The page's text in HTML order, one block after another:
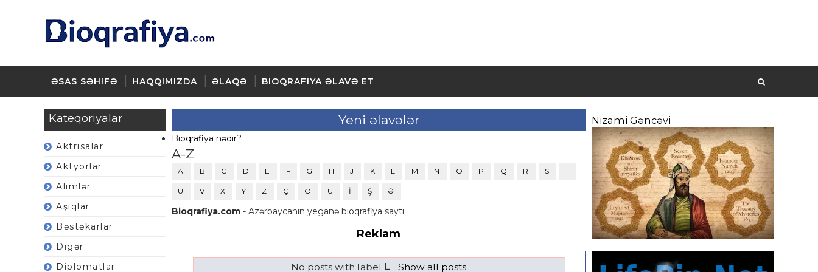
ƏSAS SƏHIFƏ HAQQIMIZDA ƏLAQƏ BIOQRAFIYA ƏLAVƏ ET
Kateqoriyalar
Aktrisalar
Aktyorlar
Alimlər
Aşıqlar
Bəstəkarlar
Digər
Diplomatlar
Yeni əlavələr
Bioqrafiya nədir?
A-Z
A B C D E F G H J K L M N O P Q R S T
U V X Y Z Ç Ö Ü İ Ş Ə
Bioqrafiya.com - Azərbaycanın yeganə bioqrafiya saytı
Reklam
No posts with label L. Show all posts
Nizami Gəncəvi